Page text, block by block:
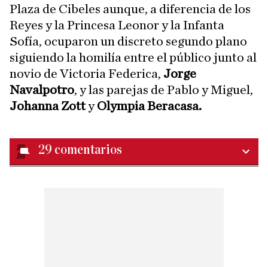
Plaza de Cibeles aunque, a diferencia de los
Reyes y la Princesa Leonor y la Infanta
Sofía, ocuparon un discreto segundo plano
siguiendo la homilía entre el público junto al
novio de Victoria Federica, Jorge
Navalpotro, y las parejas de Pablo y Miguel,
Johanna ZottyOlympia Beracasa.
29 comentarios